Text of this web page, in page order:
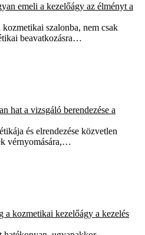
emeli a kezelőágy az élményt a
szalonba, nem csak
beavatkozásra…
hat a vizsgáló berendezése a
és elrendezése közvetlen
vérnyomására,…
a kozmetikai kezelőágy a kezelés